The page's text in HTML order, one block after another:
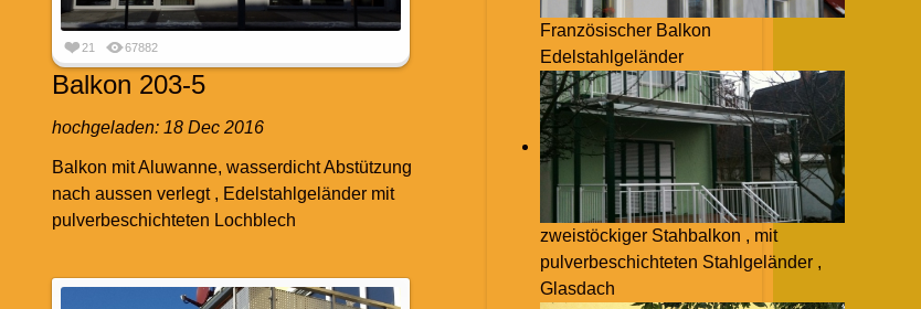
21 67882
Balkon 203-5
hochgeladen: 18 Dec 2016
Balkon mit Aluwanne, wasserdicht Abstützung
nach aussen verlegt , Edelstahlgeländer mit
pulverbeschichteten Lochblech
Französischer Balkon
Edelstahlgeländer
zweistöckiger Stahbalkon , mit
pulverbeschichteten Stahlgeländer ,
Glasdach